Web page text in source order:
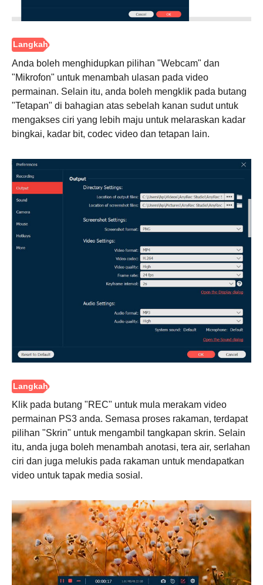
Langkah
1.
Langkah
Langkah
3.
Anda boleh menghidupkan pilihan "Webcam" dan
"Mikrofon" untuk menambah ulasan pada video
permainan. Selain itu, anda boleh mengklik pada butang
"Tetapan" di bahagian atas sebelah kanan sudut untuk
mengakses ciri yang lebih maju untuk melaraskan kadar
bingkai, kadar bit, codec video dan tetapan lain.
Klik pada butang "REC" untuk mula merakam video
permainan PS3 anda. Semasa proses rakaman, terdapat
pilihan "Skrin" untuk mengambil tangkapan skrin. Selain
itu, anda juga boleh menambah anotasi, tera air, serlahan
ciri dan juga melukis pada rakaman untuk mendapatkan
video untuk tapak media sosial.